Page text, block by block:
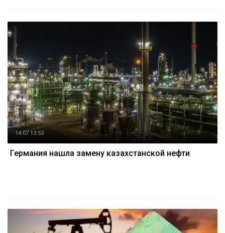
14.07 13:53
Германия нашла замену казахстанской нефти